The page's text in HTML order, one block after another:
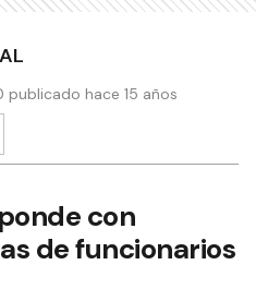
publicado hace 15 años
con
de funcionarios